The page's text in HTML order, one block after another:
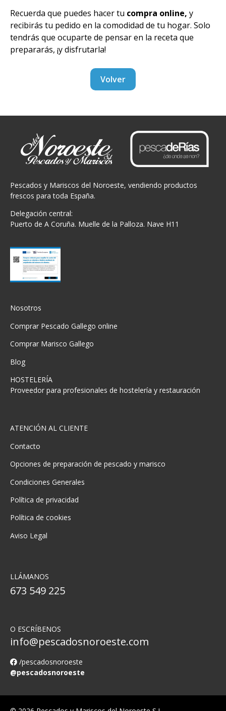
Recuerda que puedes hacer tu compra online, y
recibirás tu pedido en la comodidad de tu hogar. Solo
tendrás que ocuparte de pensar en la receta que
prepararás, ¡y disfrutarla!
Volver
Pescados y Mariscos del Noroeste, vendiendo productos
frescos para toda España.
Delegación central:
Puerto de A Coruña. Muelle de la Palloza. Nave H11
Nosotros
Comprar Pescado Gallego online
Comprar Marisco Gallego
Blog
HOSTELERÍA
Proveedor para profesionales de hostelería y restauración
ATENCIÓN AL CLIENTE
Contacto
Opciones de preparación de pescado y marisco
Condiciones Generales
Política de privacidad
Política de cookies
Aviso Legal
LLÁMANOS
673 549 225
O ESCRÍBENOS
info@pescadosnoroeste.com
/pescadosnoroeste
@pescadosnoroeste